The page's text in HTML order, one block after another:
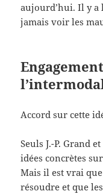
aujourd’hui. Il y
jamais voir les
Accord sur cette
Seuls J.-P. Grand
idées concrètes
Mais il est vrai
résoudre et que